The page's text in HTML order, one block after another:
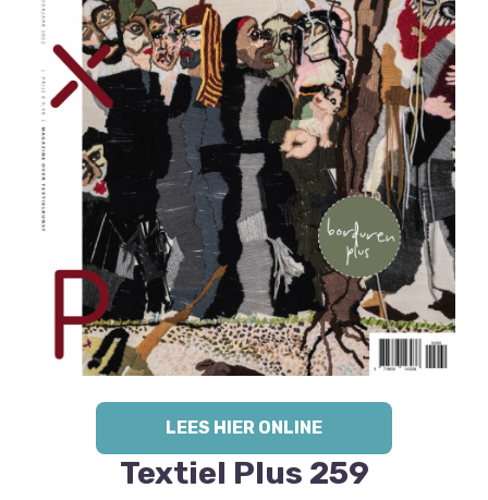
LEES HIER ONLINE
Textiel Plus 259